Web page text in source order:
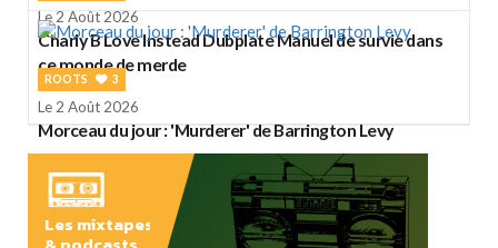
Le 2 Août 2026
Charly B Love Instead Dubplate Manuel de survie dans
ce monde de merde
ROOTS 3
Le 2 Août 2026
Morceau du jour : 'Murderer' de Barrington Levy
Les mixtapes